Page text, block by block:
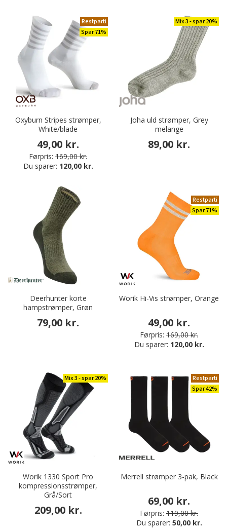
Restparti
Spar 71%
Oxyburn Stripes strømper,
White/blade
49,00 kr.
Førpris: 169,00 kr.
Du sparer: 120,00 kr.
Mix 3 - spar 20%
Joha uld strømper, Grey
melange
89,00 kr.
Deerhunter korte
hampstrømper, Grøn
79,00 kr.
Restparti
Spar 71%
Worik Hi-Vis strømper, Orange
49,00 kr.
Førpris: 169,00 kr.
Du sparer: 120,00 kr.
Mix 3 - spar 20%
Worik 1330 Sport Pro
kompressionsstrømper,
Grå/Sort
209,00 kr.
Restparti
Spar 42%
Merrell strømper 3-pak, Black
69,00 kr.
Førpris: 119,00 kr.
Du sparer: 50,00 kr.